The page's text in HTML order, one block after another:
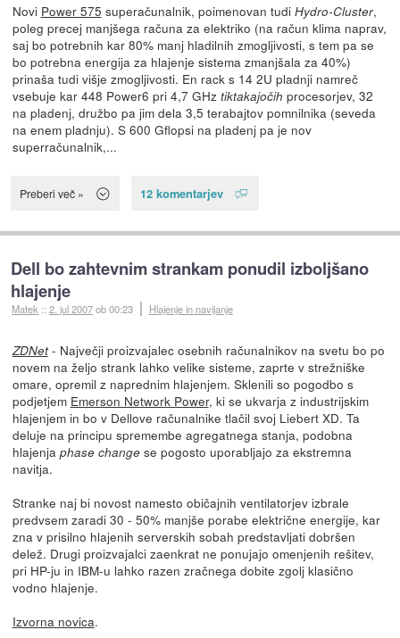
Novi Power 575 superačunalnik, poimenovan tudi Hydro-Cluster,
poleg precej manjšega računa za elektriko (na račun klima naprav,
saj bo potrebnih kar 80% manj hladilnih zmogljivosti, s tem pa se
bo potrebna energija za hlajenje sistema zmanjšala za 40%)
prinaša tudi višje zmogljivosti. En rack s 14 2U pladnji namreč
vsebuje kar 448 Power6 pri 4,7 GHz tiktakajočih procesorjev, 32
na pladenj, družbo pa jim dela 3,5 terabajtov pomnilnika (seveda
na enem pladnju). S 600 Gflopsi na pladenj pa je nov
superračunalnik,...
Preberi več » 12 komentarjev
Dell bo zahtevnim strankam ponudil izboljšano
hlajenje
Matek ::2. jul 2007ob 00:23 Hlajenje in navijanje
ZDNet- Največji proizvajalec osebnih računalnikov na svetu bo po
novem na željo strank lahko velike sisteme, zaprte v strežniške
omare, opremil z naprednim hlajenjem. Sklenili so pogodbo s
podjetjem Emerson Network Power, ki se ukvarja z industrijskim
hlajenjem in bo v Dellove računalnike tlačil svoj Liebert XD. Ta
deluje na principu spremembe agregatnega stanja, podobna
hlajenja phase changese pogosto uporabljajo za ekstremna
navitja.
Stranke naj bi novost namesto običajnih ventilatorjev izbrale
predvsem zaradi 30 - 50% manjše porabe električne energije, kar
zna v prisilno hlajenih serverskih sobah predstavljati dobršen
delež. Drugi proizvajalci zaenkrat ne ponujajo omenjenih rešitev,
pri HP-ju in IBM-u lahko razen zračnega dobite zgolj klasično
vodno hlajenje.
Izvorna novica.